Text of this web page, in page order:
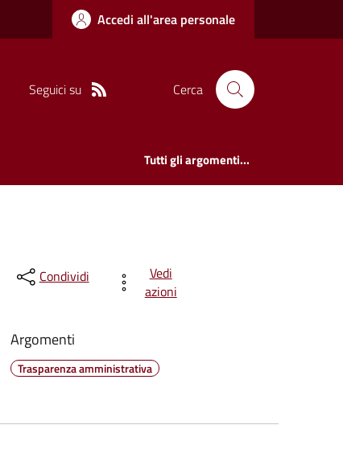
Accedi all'area personale
Seguici su Cerca
Tutti gli argomenti...
Condividi
Vedi
azioni
Argomenti
Trasparenza amministrativa